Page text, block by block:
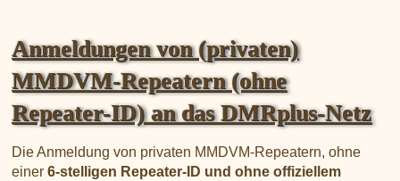
Anmeldungen von (privaten)
MMDVM-Repeatern (ohne
Repeater-ID) an das DMRplus-Netz
Die Anmeldung von privaten MMDVM-Repeatern, ohne
einer6-stelligen Repeater-ID und ohne offiziellem